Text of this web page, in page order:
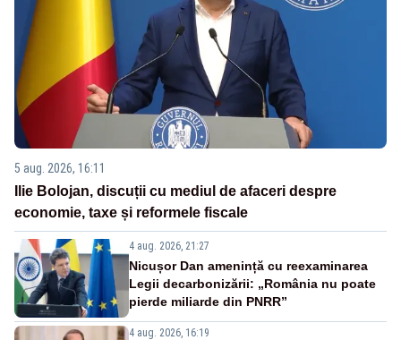
5 aug. 2026, 16:11
Ilie Bolojan, discuții cu mediul de afaceri despre
economie, taxe și reformele fiscale
4 aug. 2026, 21:27
Nicușor Dan amenință cu reexaminarea
Legii decarbonizării: „România nu poate
pierde miliarde din PNRR”
4 aug. 2026, 16:19